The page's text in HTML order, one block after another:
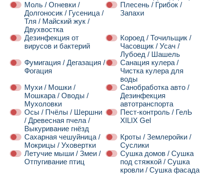
Моль / Огневки /
Долгоносик / Гусеница /
Тля / Майский жук /
Двухвостка
Плесень / Грибок /
Запахи
Дезинфекция от
вирусов и бактерий
Короед / Точильщик /
Часовщик / Усач /
Лубоед / Шашель
Фумигация / Дегазация /
Фогация
Санация кулера /
Чистка кулера для
воды
Мухи / Мошки /
Мошкара / Оводы /
Мухоловки
Санобработка авто /
Дезинфекция
автотранспорта
Осы / Пчёлы / Шершни
/ Древесная пчела /
Выкуривание гнёзд
Пест-контроль / ГелЬ
XILIX Gel
Сахарная чешуйница /
Мокрицы / Уховертки
Кроты / Землеройки /
Суслики
Летучие мыши / Змеи /
Отпугивание птиц
Сушка домов / Сушка
под стяжкой / Сушка
кровли / Сушка фасада